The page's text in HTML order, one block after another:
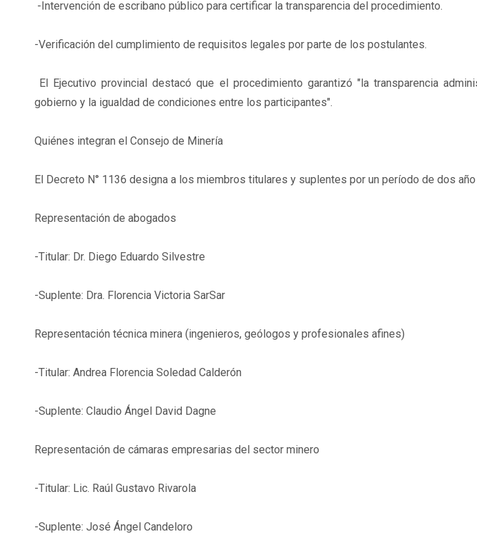
-Intervención de escribano público para certificar la transparencia del procedimiento.
-Verificación del cumplimiento de requisitos legales por parte de los postulantes.
El Ejecutivo provincial destacó que el procedimiento garantizó "la transparencia
gobierno y la igualdad de condiciones entre los participantes".
Quiénes integran el Consejo de Minería
El Decreto N° 1136 designa a los miembros titulares y suplentes por un período de dos año
Representación de abogados
-Titular: Dr. Diego Eduardo Silvestre
-Suplente: Dra. Florencia Victoria SarSar
Representación técnica minera (ingenieros, geólogos y profesionales afines)
-Titular: Andrea Florencia Soledad Calderón
-Suplente: Claudio Ángel David Dagne
Representación de cámaras empresarias del sector minero
-Titular: Lic. Raúl Gustavo Rivarola
-Suplente: José Ángel Candeloro